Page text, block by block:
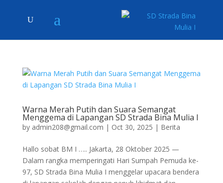
Warna Merah Putih dan Suara Semangat
Menggema di Lapangan SD Strada Bina Mulia I
by admin208@gmail.com | Oct 30, 2025 | Berita
Hallo sobat BM I ….. Jakarta, 28 Oktober 2025 —
Dalam rangka memperingati Hari Sumpah Pemuda ke-
97, SD Strada Bina Mulia I menggelar upacara bendera